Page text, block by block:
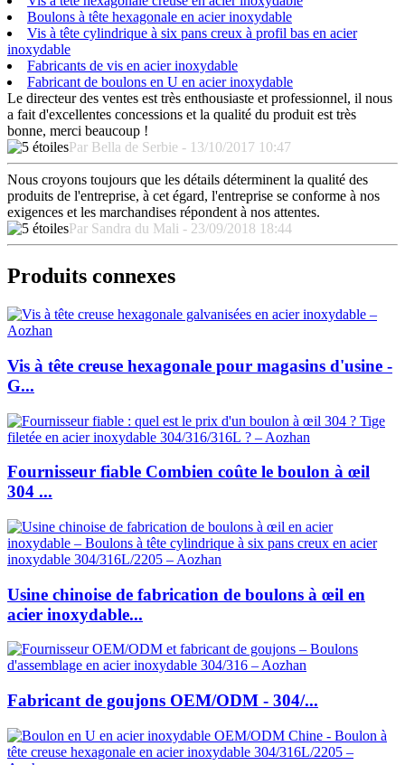
Boulons à tête hexagonale en acier inoxydable
Vis à tête cylindrique à six pans creux à profil bas en acier
inoxydable
Fabricants de vis en acier inoxydable
Fabricant de boulons en U en acier inoxydable
Le directeur des ventes est très enthousiaste et professionnel, il nous
a fait d'excellentes concessions et la qualité du produit est très
bonne, merci beaucoup !
Par Bella de Serbie - 13/10/2017 10:47
Nous croyons toujours que les détails déterminent la qualité des
produits de l'entreprise, à cet égard, l'entreprise se conforme à nos
exigences et les marchandises répondent à nos attentes.
Par Sandra du Mali - 23/09/2018 18:44
Produits connexes
Vis à tête creuse hexagonale pour magasins d'usine -
G...
Fournisseur fiable Combien coûte le boulon à œil
304 ...
Usine chinoise de fabrication de boulons à œil en
acier inoxydable...
Fabricant de goujons OEM/ODM - 304/...